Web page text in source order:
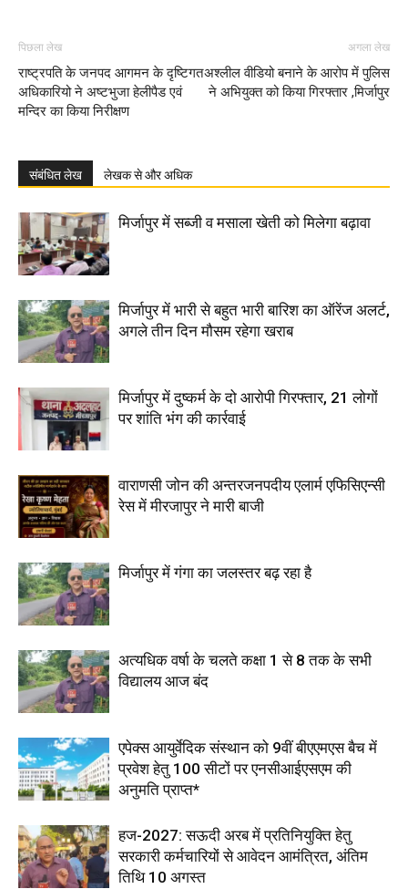
पिछला लेख
राष्ट्रपति के जनपद आगमन के दृष्टिगत
अधिकारियो ने अष्टभुजा हेलीपैड एवं
मन्दिर का किया निरीक्षण
अगला लेख
अश्लील वीडियो बनाने के आरोप में पुलिस
ने अभियुक्त को किया गिरफ्तार ,मिर्जापुर
संबंधित लेख लेखक से और अधिक
मिर्जापुर में सब्जी व मसाला खेती को मिलेगा बढ़ावा
मिर्जापुर में भारी से बहुत भारी बारिश का ऑरेंज अलर्ट,
अगले तीन दिन मौसम रहेगा खराब
मिर्जापुर में दुष्कर्म के दो आरोपी गिरफ्तार, 21 लोगों
पर शांति भंग की कार्रवाई
वाराणसी जोन की अन्तरजनपदीय एलार्म एफिसिएन्सी
रेस में मीरजापुर ने मारी बाजी
मिर्जापुर में गंगा का जलस्तर बढ़ रहा है
अत्यधिक वर्षा के चलते कक्षा 1 से 8 तक के सभी
विद्यालय आज बंद
एपेक्स आयुर्वेदिक संस्थान को 9वीं बीएएमएस बैच में
प्रवेश हेतु 100 सीटों पर एनसीआईएसएम की
अनुमति प्राप्त*
हज-2027: सऊदी अरब में प्रतिनियुक्ति हेतु
सरकारी कर्मचारियों से आवेदन आमंत्रित, अंतिम
तिथि 10 अगस्त